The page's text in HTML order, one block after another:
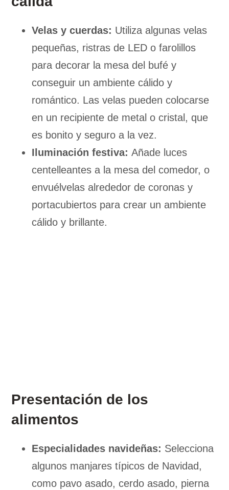
Velas y cuerdas: Utiliza algunas velas
pequeñas, ristras de LED o farolillos
para decorar la mesa del bufé y
conseguir un ambiente cálido y
romántico. Las velas pueden colocarse
en un recipiente de metal o cristal, que
es bonito y seguro a la vez.
Iluminación festiva:Añade luces
centelleantes a la mesa del comedor, o
envuélvelas alrededor de coronas y
portacubiertos para crear un ambiente
cálido y brillante.
Presentación de los
alimentos
Especialidades navideñas: Selecciona
algunos manjares típicos de Navidad,
como pavo asado, cerdo asado, pierna